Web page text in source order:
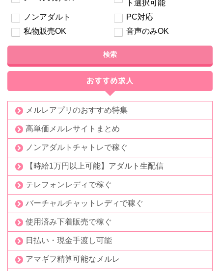
ト選択可能
ノンアダルト
PC対応
私物販売OK
音声のみOK
検索
おすすめ求人
メルレアプリのおすすめ特集
高単価メルレサイトまとめ
ノンアダルトチャトレで稼ぐ
【時給1万円以上可能】アダルト生配信
テレフォンレディで稼ぐ
バーチャルチャットレディで稼ぐ
使用済み下着販売で稼ぐ
日払い・現金手渡し可能
アマギフ精算可能なメルレ